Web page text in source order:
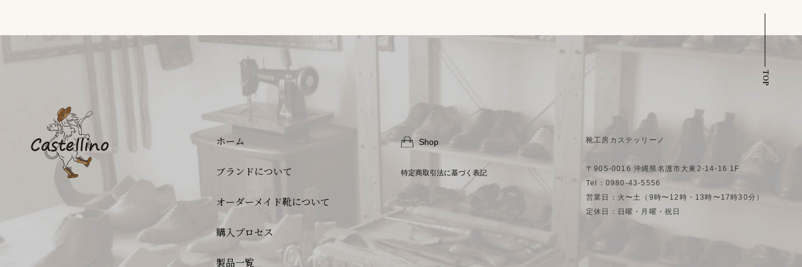
ホーム
ブランドについて
オーダーメイド靴について
購入プロセス
製品一覧
Shop
特定商取引法に基づく表記
靴工房カステッリーノ
〒905-0016 沖縄県名護市大東2-14-16 1F
Tel：0980-43-5556
営業日：火〜土（9時〜12時・13時〜17時30分）
定休日：日曜・月曜・祝日
TOP